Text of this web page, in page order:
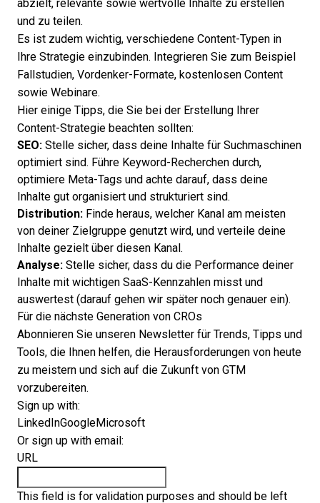
abzielt, relevante sowie wertvolle Inhalte zu erstellen
und zu teilen.
Es ist zudem wichtig, verschiedene Content-Typen in
Ihre Strategie einzubinden. Integrieren Sie zum Beispiel
Fallstudien, Vordenker-Formate, kostenlosen Content
sowie Webinare.
Hier einige Tipps, die Sie bei der Erstellung Ihrer
Content-Strategie beachten sollten:
SEO: Stelle sicher, dass deine Inhalte für Suchmaschinen
optimiert sind. Führe Keyword-Recherchen durch,
optimiere Meta-Tags und achte darauf, dass deine
Inhalte gut organisiert und strukturiert sind.
Distribution: Finde heraus, welcher Kanal am meisten
von deiner Zielgruppe genutzt wird, und verteile deine
Inhalte gezielt über diesen Kanal.
Analyse: Stelle sicher, dass du die Performance deiner
Inhalte mit wichtigen SaaS-Kennzahlen misst und
auswertest (darauf gehen wir später noch genauer ein).
Für die nächste Generation von CROs
Abonnieren Sie unseren Newsletter für Trends, Tipps und
Tools, die Ihnen helfen, die Herausforderungen von heute
zu meistern und sich auf die Zukunft von GTM
vorzubereiten.
Sign up with:
LinkedInGoogleMicrosoft
Or sign up with email:
URL
This field is for validation purposes and should be left